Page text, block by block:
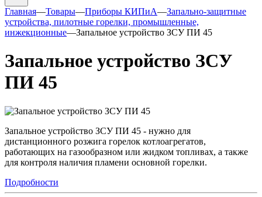
Главная—Товары—Приборы КИПиА—Запально-защитные
устройства, пилотные горелки, промышленные,
инжекционные—Запальное устройство ЗСУ ПИ 45
Запальное устройство ЗСУ
ПИ 45
Запальное устройство ЗСУ ПИ 45 - нужно для
дистанционного розжига горелок котлоагрегатов,
работающих на газообразном или жидком топливах, а также
для контроля наличия пламени основной горелки.
Подробности